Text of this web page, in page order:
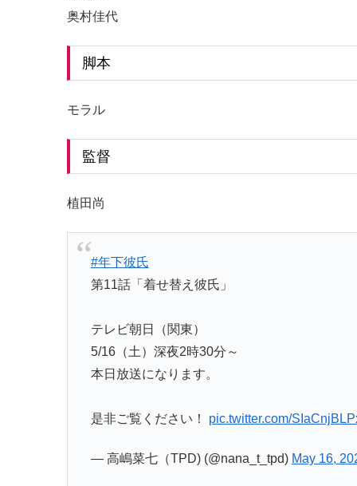
奥村佳代
脚本
モラル
監督
植田尚
#年下彼氏
第11話「着せ替え彼氏」
テレビ朝日（関東）
5/16（土）深夜2時30分～
本日放送になります。
是非ご覧ください！ pic.twitter.com/
— 高嶋菜七（TPD) (@nana_t_tpd) May 16,